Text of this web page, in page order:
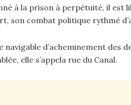
à la prison à perpétuité, il est
son combat politique rythmé
navigable d’acheminement des
elle s’appela rue du Canal.